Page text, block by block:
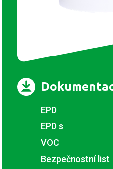
EPD
EPD s
VOC
Bezpečnostní list